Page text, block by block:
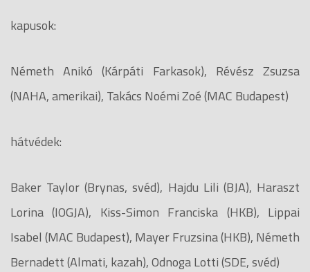
kapusok:
Németh Anikó (Kárpáti Farkasok), Révész Zsuzsa
(NAHA, amerikai), Takács Noémi Zoé (MAC Budapest)
hátvédek:
Baker Taylor (Brynas, svéd), Hajdu Lili (BJA), Haraszt
Lorina (IOGJA), Kiss-Simon Franciska (HKB), Lippai
Isabel (MAC Budapest), Mayer Fruzsina (HKB), Németh
Bernadett (Almati, kazah), Odnoga Lotti (SDE, svéd)